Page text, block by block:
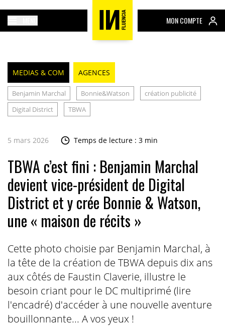
MON COMPTE
MEDIAS & COM AGENCES
Benjamin Marchal Bonnie&Watson
création publicité
Digital District
TBWA
5 mars 2026 Temps de lecture : 3 min
TBWA c’est fini : Benjamin Marchal
devient vice-président de Digital
District et y crée Bonnie & Watson,
une « maison de récits »
Cette photo choisie par Benjamin Marchal, à
la tête de la création de TBWA depuis dix ans
aux côtés de Faustin Claverie, illustre le
besoin criant pour le DC multiprimé (lire
l'encadré) d'accéder à une nouvelle aventure
bouillonnante... A vos yeux !